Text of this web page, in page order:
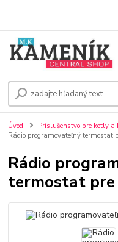
Úvod Príslušenstvo pre kotly a
Rádio programovateľný termostat
Rádio
termostat